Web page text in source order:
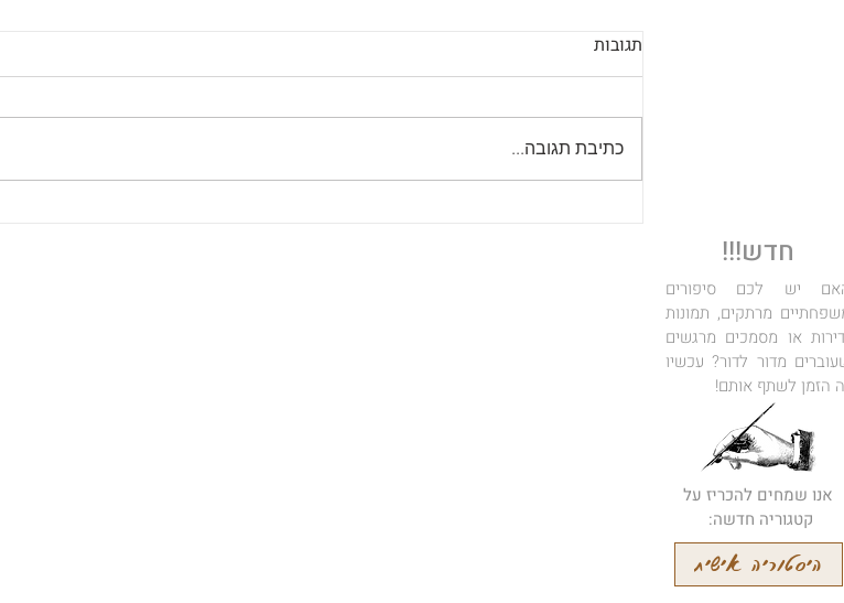
תגובות
כתיבת תגובה...
חדש!!!
יש לכם סיפורים
מרתקים, תמונות
או מסמכים מרגשים
מדור לדור? עכשיו
הזמן לשתף אותם!
אנו שמחים להכריז על
קטגוריה חדשה:
היסטוריה אישית